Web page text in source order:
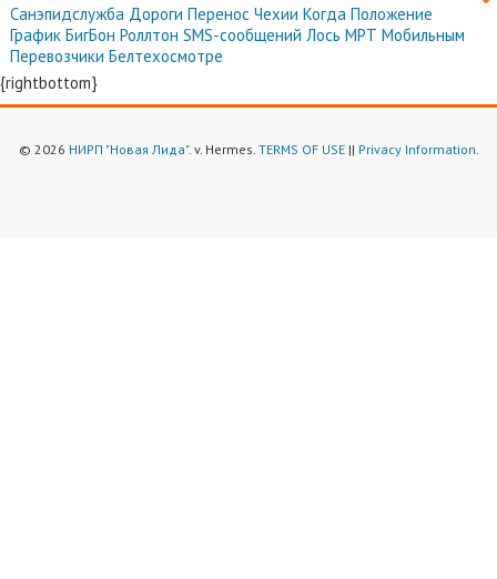
Санэпидслужба Дороги Перенос Чехии Когда Положение
График БигБон Роллтон SMS-сообщений Лось МРТ Мобильным
Перевозчики Белтехосмотре
{rightbottom}
© 2026 НИРП "Новая Лида". v. Hermes. TERMS OF USE|| Privacy Information.